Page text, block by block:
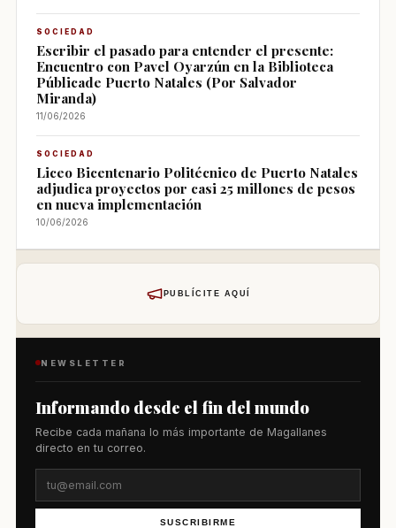
SOCIEDAD
Escribir el pasado para entender el presente:
Encuentro con Pavel Oyarzún en la Biblioteca
Públicade Puerto Natales (Por Salvador
Miranda)
11/06/2026
SOCIEDAD
Liceo Bicentenario Politécnico de Puerto Natales
adjudica proyectos por casi 25 millones de pesos
en nueva implementación
10/06/2026
PUBLÍCITE AQUÍ
NEWSLETTER
Informando desde el fin del mundo
Recibe cada mañana lo más importante de Magallanes
directo en tu correo.
SUSCRIBIRME